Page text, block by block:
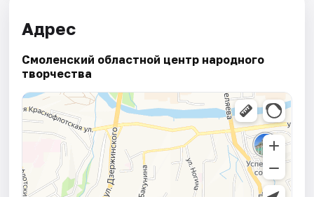
Адрес
Смоленский областной центр народного
творчества